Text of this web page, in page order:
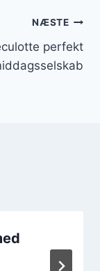
NÆSTE
perfekt